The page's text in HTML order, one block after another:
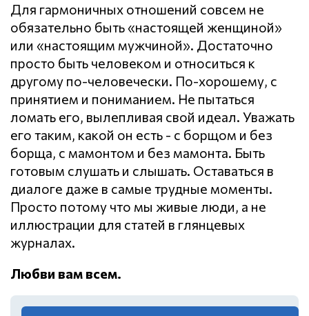
Для гармоничных отношений совсем не
обязательно быть «настоящей женщиной»
или «настоящим мужчиной». Достаточно
просто быть человеком и относиться к
другому по-человечески. По-хорошему, с
принятием и пониманием. Не пытаться
ломать его, вылепливая свой идеал. Уважать
его таким, какой он есть - с борщом и без
борща, с мамонтом и без мамонта. Быть
готовым слушать и слышать. Оставаться в
диалоге даже в самые трудные моменты.
Просто потому что мы живые люди, а не
иллюстрации для статей в глянцевых
журналах.
Любви вам всем.